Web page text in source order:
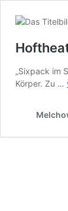
„Sixpack im
Körper. Zu …